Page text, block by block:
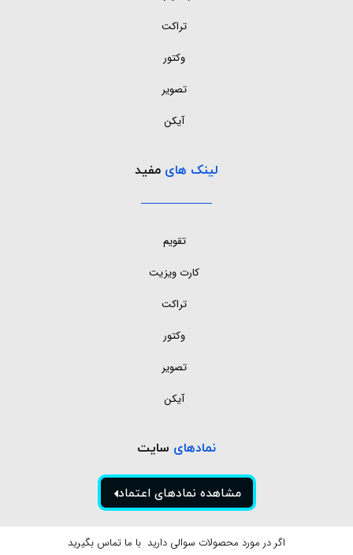
تراکت
وکتور
تصویر
آیکن
لینک های مفید
تقویم
کارت ویزیت
تراکت
وکتور
تصویر
آیکن
نمادهای سایت
مشاهده نمادهای اعتماد
اگر در مورد محصولات سوالی دارید با ما تماس بگیرید